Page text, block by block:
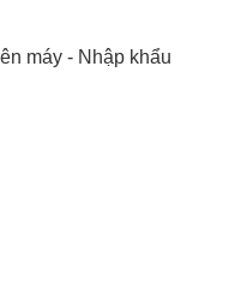
máy - Nhập khẩu